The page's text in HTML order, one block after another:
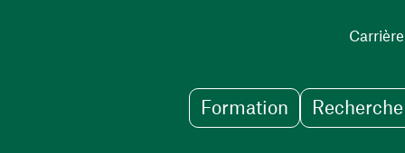
Carrière
Formation